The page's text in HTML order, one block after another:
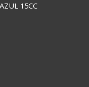
15CC